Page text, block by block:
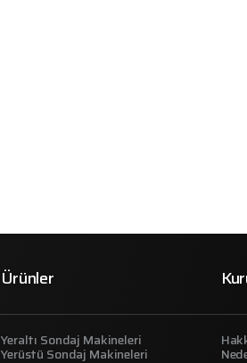
Ürünler
Yeraltı Sondaj Makineleri
Yerüstü Sondaj Makineleri